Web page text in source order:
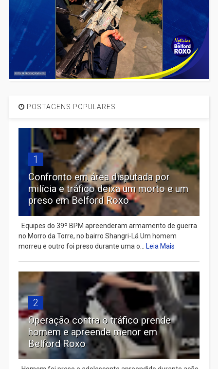
POSTAGENS POPULARES
1
Confronto em área disputada por
milícia e tráfico deixa um morto e um
preso em Belford Roxo
Equipes do 39º BPM apreenderam armamento de guerra
no Morro da Torre, no bairro Shangri-Lá Um homem
morreu e outro foi preso durante uma o... Leia Mais
2
Operação contra o tráfico prende
homem e apreende menor em
Belford Roxo